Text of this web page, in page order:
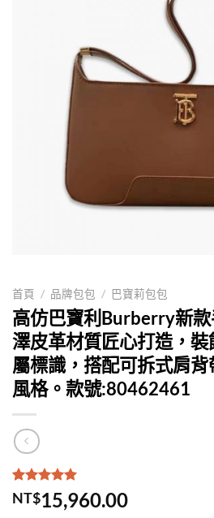
首頁 / 品牌包包 / 巴寶莉包包
高仿巴寶利Burberry新
澤皮革材質匠心打造，
屬標識，搭配可拆式肩
風格。款號:80462461
評分5.00 /
5，已有
2
位
NT$15,960.00